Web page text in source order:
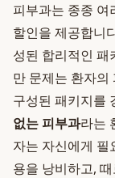
피부과는 종종
할인을 제공합니
성된 합리적인 패
만 문제는 환자의
구성된 패키지를
없는 피부과라는
자는 자신에게 필
용을 낭비하고,